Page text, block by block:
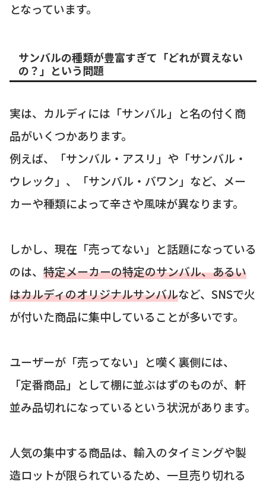
となっています。
サンバルの種類が豊富すぎて「どれが買えない
の？」という問題
実は、カルディには「サンバル」と名の付く商
品がいくつかあります。
例えば、「サンバル・アスリ」や「サンバル・
ウレック」、「サンバル・バワン」など、メー
カーや種類によって辛さや風味が異なります。
しかし、現在「売ってない」と話題になっている
のは、 特定メーカーの特定のサンバル、あるい
はカルディのオリジナルサンバルなど、SNSで火
が付いた商品に集中していることが多いです。
ユーザーが「売ってない」と嘆く裏側には、
「定番商品」として棚に並ぶはずのものが、軒
並み品切れになっているという状況があります。
人気の集中する商品は、輸入のタイミングや製
造ロットが限られているため、一旦売り切れる